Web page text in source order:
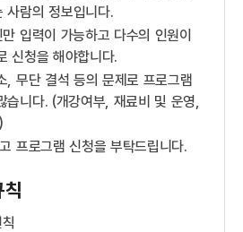
사람의 정보입니다.
입력이 가능하고 다수의 인원이
신청을 해야합니다.
, 무단 결석 등의 문제로 프로그램
습니다. (개강여부, 재료비 및 운영,
프로그램 신청을 부탁드립니다.